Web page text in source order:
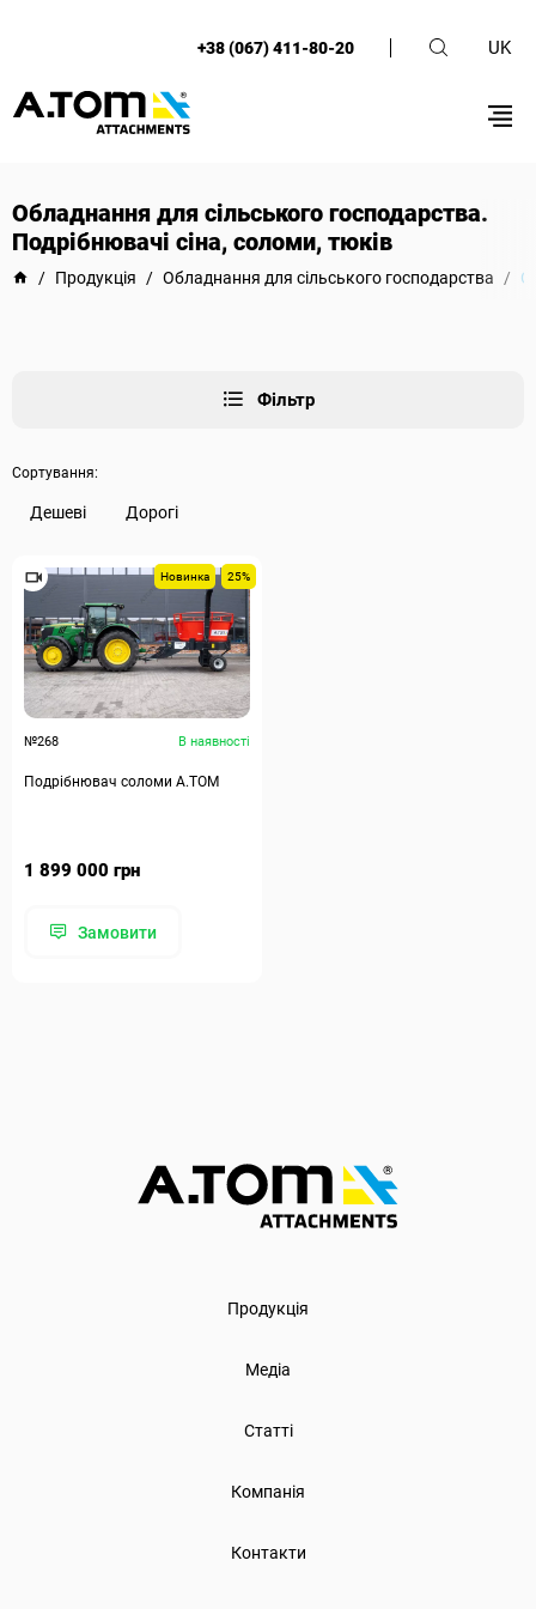
+38 (067) 411-80-20 UK
Обладнання для сільського господарства.
Подрібнювачі сіна, соломи, тюків
/ Продукція / Обладнання для сільського господарства /
Фільтр
Сортування:
Дешеві Дорогі
Новинка 25%
№268 В наявності
Подрібнювач соломи А.ТОМ
1 899 000 грн
Замовити
Продукція
Медіа
Статті
Компанія
Контакти